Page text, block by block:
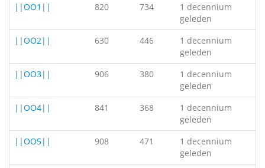
||OO1|| 820 734
1 decennium
geleden
||OO2||
630 446
1 decennium
geleden
||OO3||
906 380
1 decennium
geleden
||OO4||
841 368
1 decennium
geleden
||OO5||
908 471
1 decennium
geleden